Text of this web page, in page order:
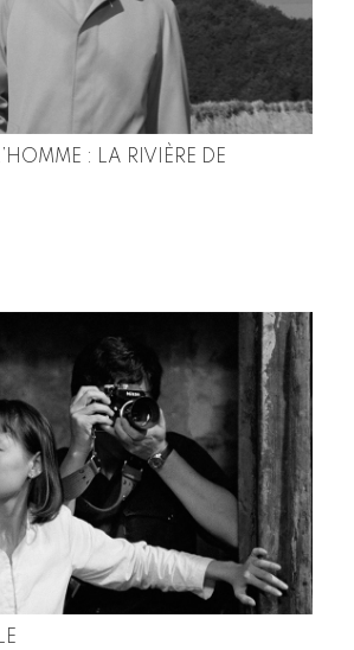
: LA RIVIÈRE DE